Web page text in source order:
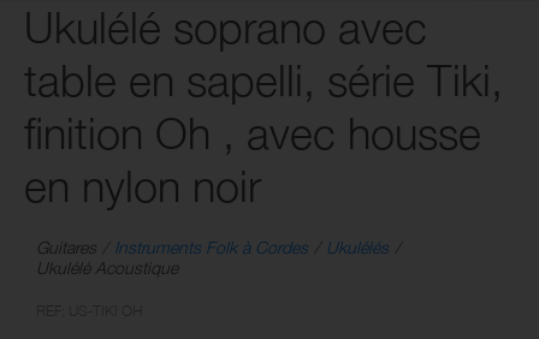
Ukulélé soprano avec
table en sapelli, série Tiki,
finition Oh , avec housse
en nylon noir
Guitares Instruments Folk à Cordes
Ukulélés
Ukulélé Acoustique